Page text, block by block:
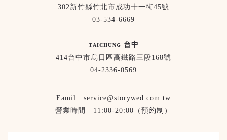
302新竹縣竹北市成功十一街45號
03-534-6669
ᴛᴀɪᴄʜᴜɴɢ 台中
414台中市烏日區高鐵路三段168號
04-2336-0569
Eamil service@storywed.com.tw
營業時間 11:00-20:00（預約制）